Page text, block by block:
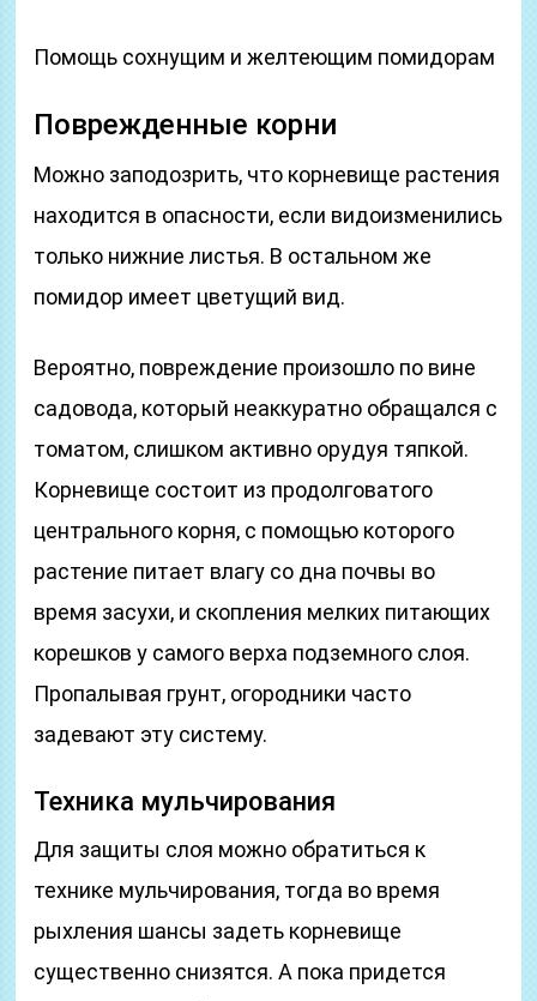
Помощь сохнущим и желтеющим помидорам
Поврежденные корни
Можно заподозрить, что корневище растения
находится в опасности, если видоизменились
только нижние листья. В остальном же
помидор имеет цветущий вид.
Вероятно, повреждение произошло по вине
садовода, который неаккуратно обращался с
томатом, слишком активно орудуя тяпкой.
Корневище состоит из продолговатого
центрального корня, с помощью которого
растение питает влагу со дна почвы во
время засухи, и скопления мелких питающих
корешков у самого верха подземного слоя.
Пропалывая грунт, огородники часто
задевают эту систему.
Техника мульчирования
Для защиты слоя можно обратиться к
технике мульчирования, тогда во время
рыхления шансы задеть корневище
существенно снизятся. А пока придется